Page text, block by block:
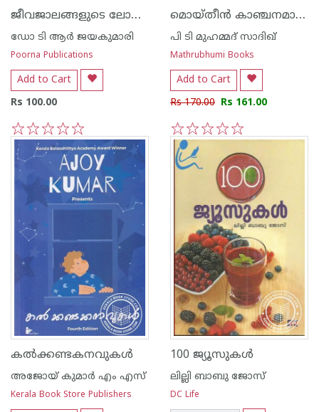
ജീവജാലങ്ങളുടെ ലോകം ക്വിസ്സ്
ഡോ ടി ആര്‍ ജയകുമാരി
Poorna Publications
Add to Cart
Rs 100.00
5
4
3
2
1
മൊയ്തീന്‍ കാഞ്ചനമാല -ഒരപൂര്‍വ പ്രണയജീവിതം
പി ടി മുഹമ്മദ് സാദിഖ്‌
Mathrubhumi Books
Add to Cart
Rs 170.00 Rs 161.00
5
4
3
2
1
കല്‍ക്കണ്ടകനവുകള്‍
അജോയ് കുമാര്‍ എം എസ്
Kerala Book Store Publishers
100 ജ്യൂസുകള്‍
ലില്ലി ബാബു ജോസ്
DC Life